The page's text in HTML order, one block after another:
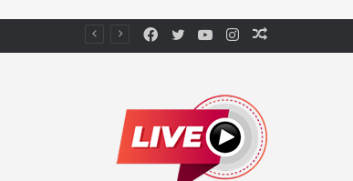
Instagram
YouTube
Twitter
Facebook